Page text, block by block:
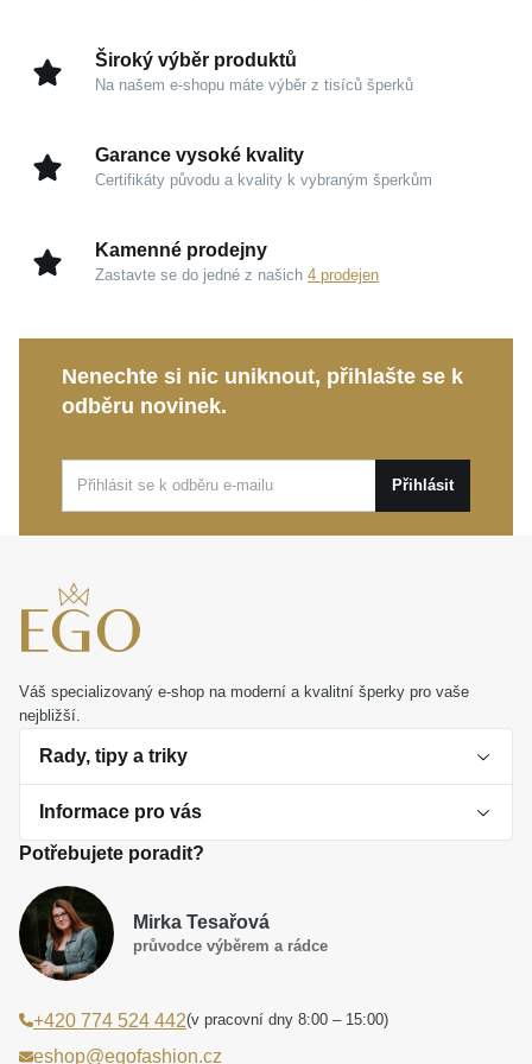
čistoty kovu, která prstenu propůjčuje
zvyšuje odolnost šperku a udržuje jeho povrch v
Pohodlí pro každý den:
zaručuje mimořádně komfortní pocit při nošení od
spojení trvalé hodnoty a diskrétního luxusu. Stane se
ideálním dárkem, který potěší každou ženu milující
Široký výběr produktů
Na našem e-shopu máte výběr z tisíců šperků
Garance vysoké kvality
Certifikáty původu a kvality k vybraným šperkům
Kamenné prodejny
Zastavte se do jedné z našich 4 prodejen
Nenechte si nic uniknout, přihlašte se k
odběru novinek.
Přihlásit
Váš specializovaný e-shop na moderní a kvalitní šperky pro vaše
nejbližší.
Rady, tipy a triky
O perlách
Jak vybrat perlový šperk
Dárková inspirace
Smaltované a korálkové šperky jako trend
Laboratorní diamanty jsou budoucnost
Informace pro vás
Obchodní podmínky
Reklamační řád
Poučení o právu na odstoupení od smlouvy
Potřebujete poradit?
Mirka Tesařová
průvodce výběrem a rádce
+420 774 524 442(v pracovní dny 8:00 – 15:00)
eshop@egofashion.cz